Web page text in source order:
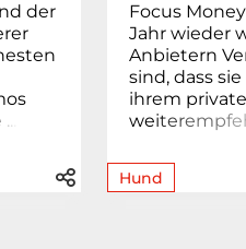
der
..
Focus
Jahr wieder
Anbietern
sind, dass
ihrem
weiterempfe
Hund